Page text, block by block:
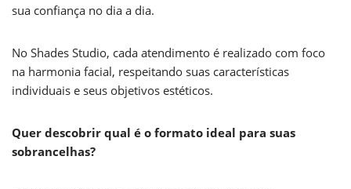
sua confiança no dia a dia.
No Shades Studio, cada atendimento é realizado com foco
na harmonia facial, respeitando suas características
individuais e seus objetivos estéticos.
Quer descobrir qual é o formato ideal para suas
sobrancelhas?